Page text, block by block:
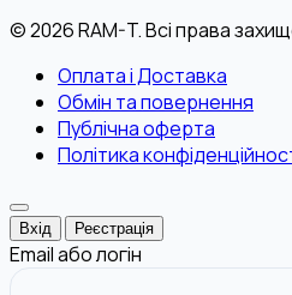
© 2026 RAM-T. Всі права
Оплата і Доставка
Обмін та повернення
Публічна оферта
Політика
Вхід Реєстрація
Email або логін